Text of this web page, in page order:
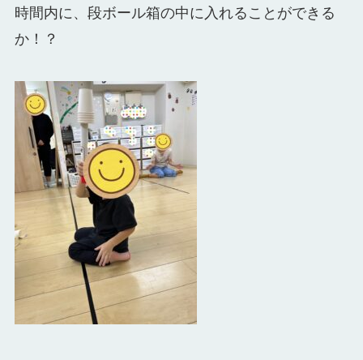
時間内に、段ボール箱の中に入れることができる
か！？